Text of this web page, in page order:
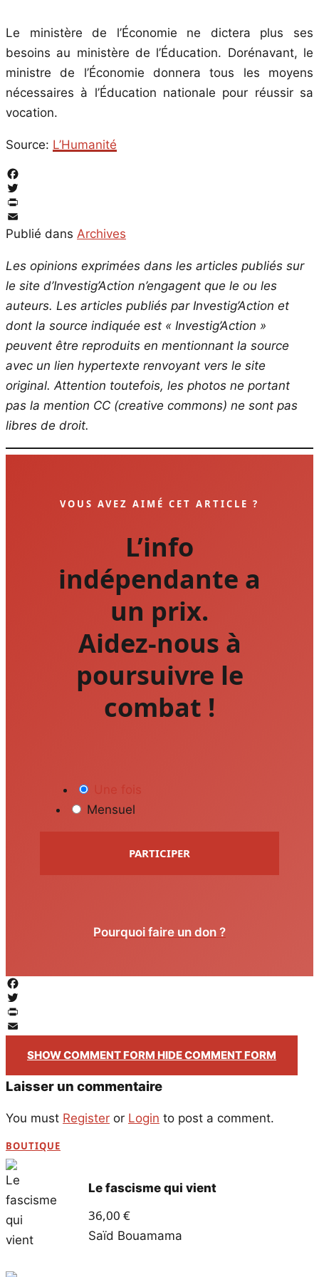
Le ministère de l’Économie ne dictera plus ses
besoins au ministère de l’Éducation. Dorénavant, le
ministre de l’Économie donnera tous les moyens
nécessaires à l’Éducation nationale pour réussir sa
vocation.
Source: L’Humanité
Facebook
Twitter
PrintFriendly
Email
Publié dans Archives
Les opinions exprimées dans les articles publiés sur
le site d’Investig’Action n’engagent que le ou les
auteurs. Les articles publiés par Investig’Action et
dont la source indiquée est « Investig’Action »
peuvent être reproduits en mentionnant la source
avec un lien hypertexte renvoyant vers le site
original. Attention toutefois, les photos ne portant
pas la mention CC (creative commons) ne sont pas
libres de droit.
VOUS AVEZ AIMÉ CET ARTICLE ?
L’info
indépendante a
un prix.
Aidez-nous à
poursuivre le
combat !
Mensuel
PARTICIPER
Pourquoi faire un don ?
Facebook
Twitter
PrintFriendly
Email
SHOW COMMENT FORM HIDE COMMENT FORM
Laisser un commentaire
You must Register or Login to post a comment.
BOUTIQUE
Le fascisme qui vient
36,00 €
Saïd Bouamama